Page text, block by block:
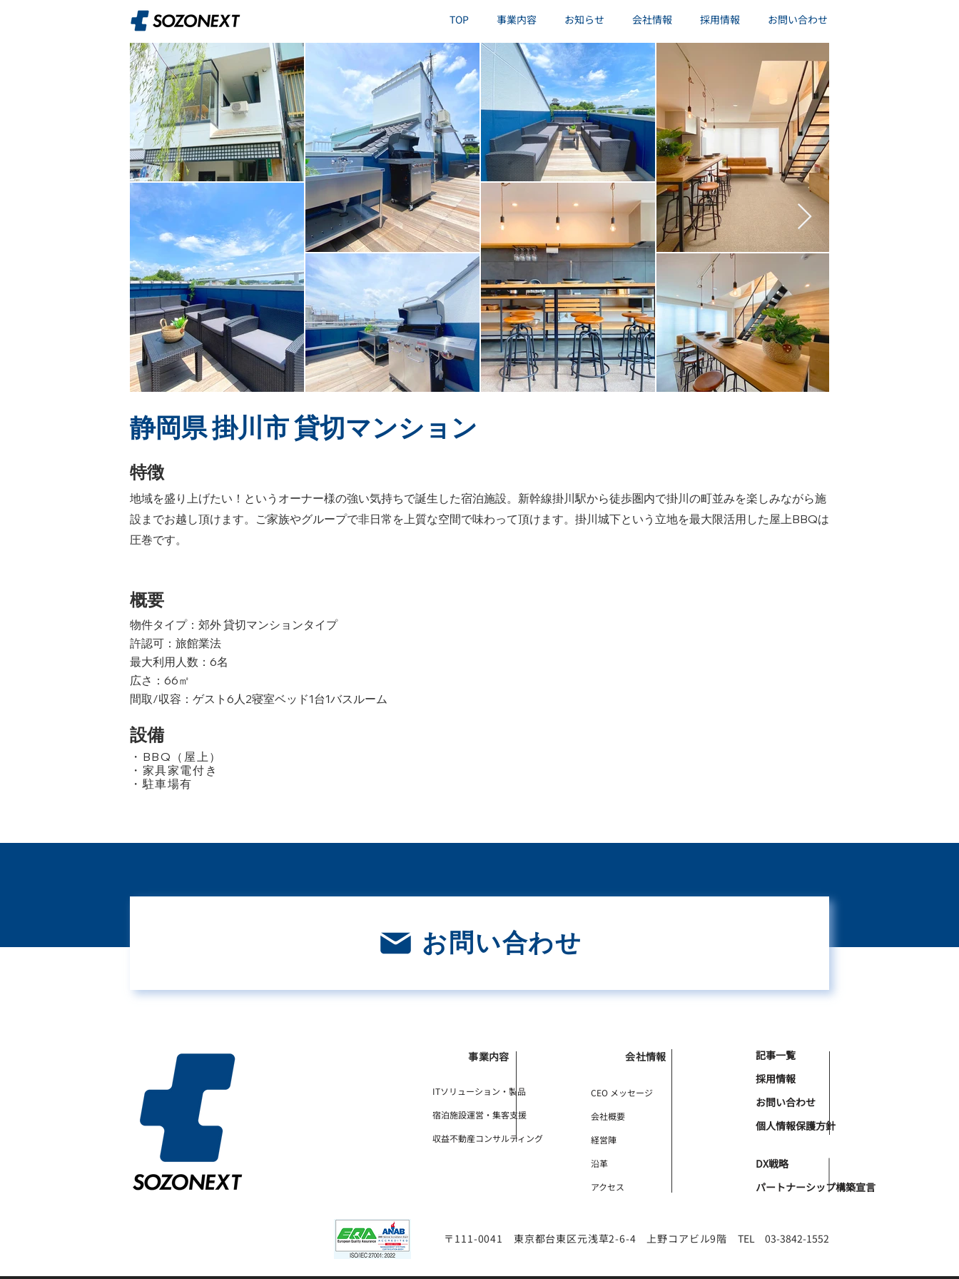
TOP 事業内容 お知らせ 会社情報 採用情報 お問い合わせ
静岡県 掛川市 貸切マンション​
特徴
地域を盛り上げたい！というオーナー様の強い気持ちで誕生した宿泊施設。新幹線掛川駅から徒歩圏内で掛川の町並みを楽しみながら施
設までお越し頂けます。ご家族やグループで非日常を上質な空間で味わって頂けます。掛川城下という立地を最大限活用した屋上BBQは
圧巻です。
​概要
物件タイプ：郊外 貸切マンションタイプ​
許認可：旅館業法​
最大利用人数：6名​
広さ：66㎡​
間取/収容：ゲスト6人2寝室ベッド1台1バスルーム
設備
・BBQ（屋上）​
・家具家電付き​
・駐車場有
お問い合わせ
ITソリューション・製品
宿泊施設運営・集客支援
収益不動産コンサルティング
記事一覧
採用情報
お問い合わせ
個人情報保護方針
CEO メッセージ
会社概要
経営陣
沿革
アクセス
事業内容 会社情報
DX戦略
パートナーシップ構築宣言
〒111-0041 東京都台東区元浅草2-6-4 上野コアビル9階 TEL 03-3842-1552